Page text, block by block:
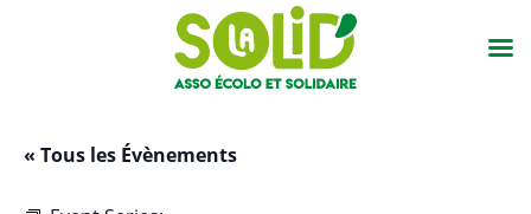
« Tous les Évènements